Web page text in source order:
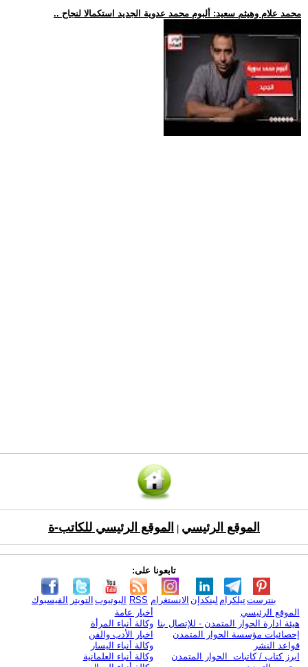
.. محمد علام وهيثم سعيد: ألبوم محمد عدوية الجديد استكمالا لنجاح
الموقع الرئيسي الموقع الرئيسي للكاتب-ة
تابعونا على:
الفيسبوك التويتر اليوتيوب RSS الانستغرام لينكدإن تيلكرامبنترست
الموقع الرئيسي
هيئة ادارة الحوار المتمدن - للإتصال بنا
إحصائيات مؤسسة الحوار المتمدن
قواعد النشر
ابرز كتاب / كاتبات الحوار المتمدن
أخبار عامة
وكالة أنباء المرأة
اخبار الأدب والفن
وكالة أنباء اليسار
وكالة أنباء العلمانية